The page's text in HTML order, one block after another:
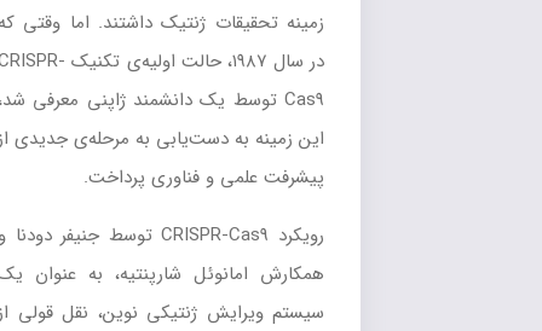
زمینه تحقیقات ژنتیک داشتند. اما وقتی که
در سال ۱۹۸۷، حالت اولیه‌ی تکنیک CRISPR-
Cas9 توسط یک دانشمند ژاپنی معرفی شد،
این زمینه به دست‌یابی به مرحله‌ی جدیدی از
پیشرفت علمی و فناوری پرداخت.
رویکرد CRISPR-Cas9 توسط جنیفر دودنا و
همکارش امانوئل شارپنتیه، به عنوان یک
سیستم ویرایش ژنتیکی نوین، نقل قولی از